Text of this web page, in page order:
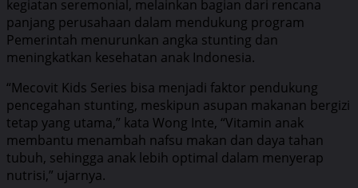
kegiatan seremonial, melainkan bagian dari rencana
panjang perusahaan dalam mendukung program
Pemerintah menurunkan angka stunting dan
meningkatkan kesehatan anak Indonesia.
“Mecovit Kids Series bisa menjadi faktor pendukung
pencegahan stunting, meskipun asupan makanan bergizi
tetap yang utama,” kata Wong Inte, “Vitamin anak
membantu menambah nafsu makan dan daya tahan
tubuh, sehingga anak lebih optimal dalam menyerap
nutrisi,” ujarnya.